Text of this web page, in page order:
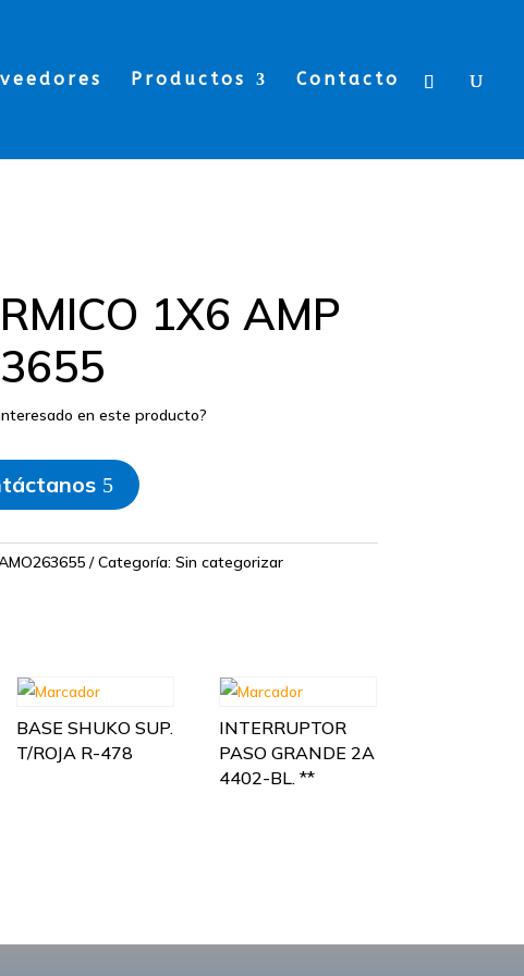
Productos Contacto
1X6 AMP
en este producto?
Categoría: Sin categorizar
BASE SHUKO SUP.
T/ROJA R-478
INTERRUPTOR
PASO GRANDE 2A
4402-BL. **